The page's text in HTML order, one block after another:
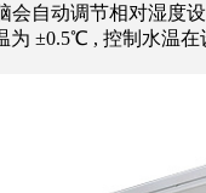
自动调节相对湿
±0.5℃ , 控制水温